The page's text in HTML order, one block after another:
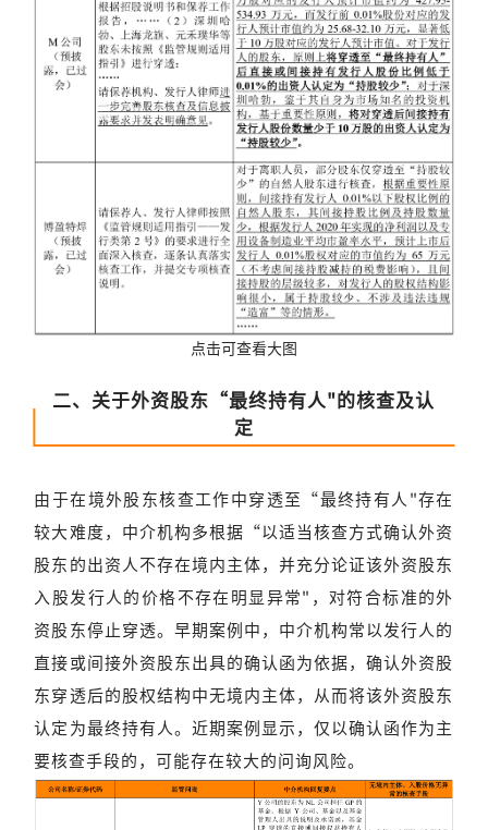
点击可查看大图
二、关于外资股东“最终持有人"的核查及认
定
由于在境外股东核查工作中穿透至“最终持有人"存在
较大难度，中介机构多根据“以适当核查方式确认外资
股东的出资人不存在境内主体，并充分论证该外资股东
入股发行人的价格不存在明显异常"，对符合标准的外
资股东停止穿透。早期案例中，中介机构常以发行人的
直接或间接外资股东出具的确认函为依据，确认外资股
东穿透后的股权结构中无境内主体，从而将该外资股东
认定为最终持有人。近期案例显示，仅以确认函作为主
要核查手段的，可能存在较大的问询风险。